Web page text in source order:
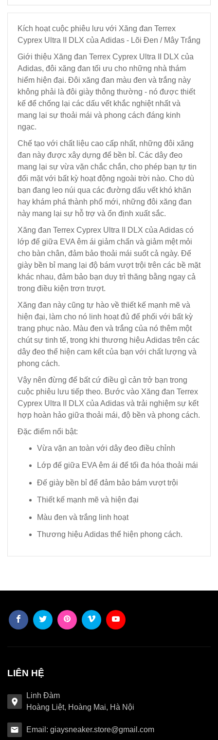
Kích hoạt cuộc phiêu lưu với Xăng đan Terrex
Cyprex Ultra II DLX của Adidas - Lõi Đen / Mây Trắng
Giới thiệu Xăng đan Terrex Cyprex Ultra II DLX của
Adidas, đôi xăng đan tối ưu cho những nhà thám
hiểm hiện đại. Đôi xăng đan màu đen và trắng này
không phải là đôi giày thông thường - nó được thiết
kế để chống lại các dấu vết khắc nghiệt nhất và
mang lại sự thoải mái và phong cách đáng kinh
ngạc.
Chế tạo với chất liệu cao cấp nhất, những đôi xăng
đan này được xây dựng để bền bỉ. Các dây đeo
mang lại sự vừa vặn chắc chắn, cho phép bạn tự tin
đối mặt với bất kỳ hoạt động ngoài trời nào. Cho dù
bạn đang leo núi qua các đường dấu vết khó khăn
hay khám phá thành phố mới, những đôi xăng đan
này mang lại sự hỗ trợ và ổn định xuất sắc.
Xăng đan Terrex Cyprex Ultra II DLX của Adidas có
lớp đế giữa EVA êm ái giảm chấn và giảm mệt mỏi
cho bàn chân, đảm bảo thoải mái suốt cả ngày. Đế
giày bền bỉ mang lại độ bám vượt trội trên các bề mặt
khác nhau, đảm bảo bạn duy trì thăng bằng ngay cả
trong điều kiện trơn trượt.
Xăng đan này cũng tự hào về thiết kế mạnh mẽ và
hiện đại, làm cho nó linh hoạt đủ để phối với bất kỳ
trang phục nào. Màu đen và trắng của nó thêm một
chút sự tinh tế, trong khi thương hiệu Adidas trên các
dây đeo thể hiện cam kết của bạn với chất lượng và
phong cách.
Vậy nên đừng để bất cứ điều gì cản trở bạn trong
cuộc phiêu lưu tiếp theo. Bước vào Xăng đan Terrex
Cyprex Ultra II DLX của Adidas và trải nghiệm sự kết
hợp hoàn hảo giữa thoải mái, độ bền và phong cách.
Đặc điểm nổi bật:
Vừa vặn an toàn với dây đeo điều chỉnh
Lớp đế giữa EVA êm ái để tối đa hóa thoải mái
Đế giày bền bỉ để đảm bảo bám vượt trội
Thiết kế mạnh mẽ và hiện đại
Màu đen và trắng linh hoạt
Thương hiệu Adidas thể hiện phong cách.
LIÊN HỆ
Linh Đàm
Hoàng Liệt, Hoàng Mai, Hà Nội
Email: giaysneaker.store@gmail.com